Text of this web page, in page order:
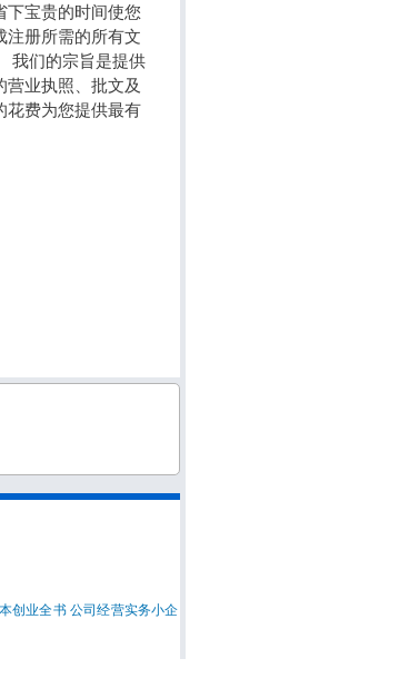
下宝贵的时间使您
注册所需的所有文
我们的宗旨是提供
业执照、批文及
花费为您提供最有
创业全书公司经营实务小企